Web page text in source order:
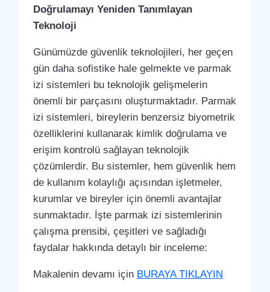
Doğrulamayı Yeniden Tanımlayan
Teknoloji
Günümüzde güvenlik teknolojileri, her geçen
gün daha sofistike hale gelmekte ve parmak
izi sistemleri bu teknolojik gelişmelerin
önemli bir parçasını oluşturmaktadır. Parmak
izi sistemleri, bireylerin benzersiz biyometrik
özelliklerini kullanarak kimlik doğrulama ve
erişim kontrolü sağlayan teknolojik
çözümlerdir. Bu sistemler, hem güvenlik hem
de kullanım kolaylığı açısından işletmeler,
kurumlar ve bireyler için önemli avantajlar
sunmaktadır. İşte parmak izi sistemlerinin
çalışma prensibi, çeşitleri ve sağladığı
faydalar hakkında detaylı bir inceleme:
Makalenin devamı için BURAYA TIKLAYIN